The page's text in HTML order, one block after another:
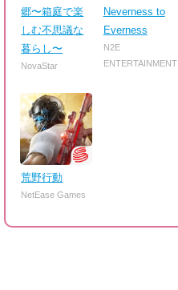
郷〜箱庭で楽
しむ不思議な
暮らし〜
NovaStar
Neverness to
Everness
N2E
ENTERTAINMENT
荒野行動
NetEase Games